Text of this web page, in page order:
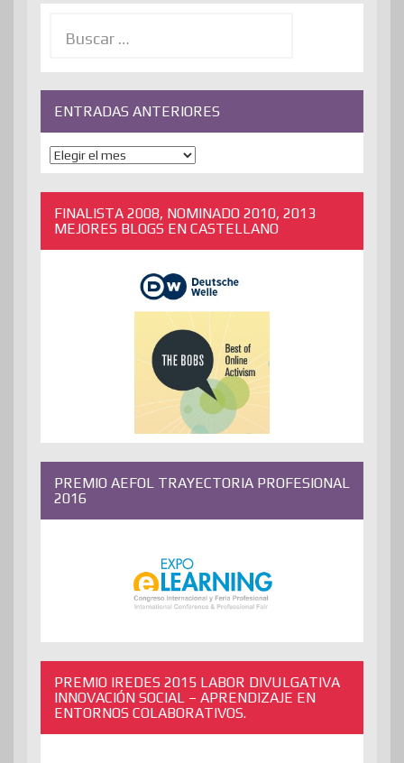
ENTRADAS ANTERIORES
ENTRADAS
ANTERIORES
FINALISTA 2008, NOMINADO 2010, 2013
MEJORES BLOGS EN CASTELLANO
PREMIO AEFOL TRAYECTORIA PROFESIONAL
2016
PREMIO IREDES 2015 LABOR DIVULGATIVA
INNOVACIÓN SOCIAL – APRENDIZAJE EN
ENTORNOS COLABORATIVOS.